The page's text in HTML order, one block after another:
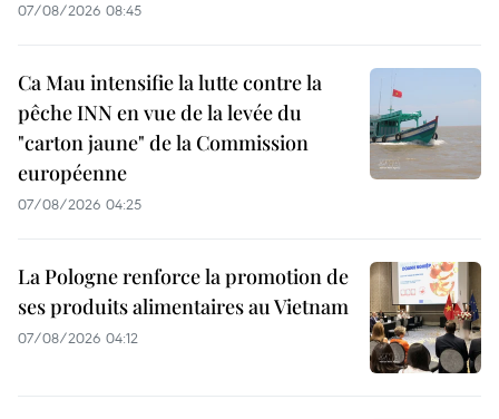
07/08/2026 08:45
Ca Mau intensifie la lutte contre la
pêche INN en vue de la levée du
"carton jaune" de la Commission
européenne
07/08/2026 04:25
La Pologne renforce la promotion de
ses produits alimentaires au Vietnam
07/08/2026 04:12